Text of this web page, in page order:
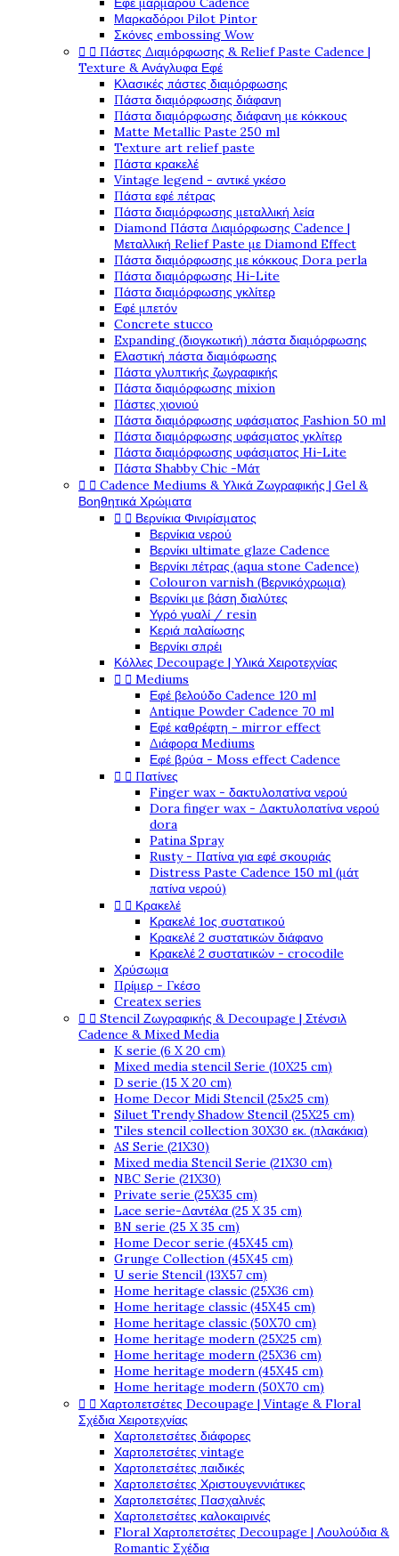
Μαρκαδόροι Pilot Pintor
Σκόνες embossing Wow
  Πάστες Διαμόρφωσης & Relief Paste Cadence |
Texture & Ανάγλυφα Εφέ
Κλασικές πάστες διαμόρφωσης
Πάστα διαμόρφωσης διάφανη
Πάστα διαμόρφωσης διάφανη με κόκκους
Matte Metallic Paste 250 ml
Texture art relief paste
Πάστα κρακελέ
Vintage legend - αντικέ γκέσο
Πάστα εφέ πέτρας
Πάστα διαμόρφωσης μεταλλική λεία
Diamond Πάστα Διαμόρφωσης Cadence |
Μεταλλική Relief Paste με Diamond Effect
Πάστα διαμόρφωσης με κόκκους Dora perla
Πάστα διαμόρφωσης Hi-Lite
Πάστα διαμόρφωσης γκλίτερ
Εφέ μπετόν
Concrete stucco
Expanding (διογκωτική) πάστα διαμόρφωσης
Ελαστική πάστα διαμόφωσης
Πάστα γλυπτικής ζωγραφικής
Πάστα διαμόρφωσης mixion
Πάστες χιονιού
Πάστα διαμόρφωσης υφάσματος Fashion 50 ml
Πάστα διαμόρφωσης υφάσματος γκλίτερ
Πάστα διαμόρφωσης υφάσματος Hi-Lite
Πάστα Shabby Chic -Μάτ
  Cadence Mediums & Υλικά Ζωγραφικής | Gel &
Βοηθητικά Χρώματα
  Βερνίκια Φινιρίσματος
Βερνίκια νερού
Βερνίκι ultimate glaze Cadence
Βερνίκι πέτρας (aqua stone Cadence)
Colouron varnish (Βερνικόχρωμα)
Βερνίκι με βάση διαλύτες
Υγρό γυαλί / resin
Κεριά παλαίωσης
Βερνίκι σπρέι
Κόλλες Decoupage | Υλικά Χειροτεχνίας
  Mediums
Εφέ βελούδο Cadence 120 ml
Antique Powder Cadence 70 ml
Εφέ καθρέφτη - mirror effect
Διάφορα Mediums
Εφέ βρύα - Moss effect Cadence
  Πατίνες
Finger wax - δακτυλοπατίνα νερού
Dora finger wax - Δακτυλοπατίνα νερού
dora
Patina Spray
Rusty - Πατίνα για εφέ σκουριάς
Distress Paste Cadence 150 ml (μάτ
πατίνα νερού)
  Κρακελέ
Κρακελέ 1ος συστατικού
Κρακελέ 2 συστατικών διάφανο
Κρακελέ 2 συστατικών - crocodile
Χρύσωμα
Πρίμερ - Γκέσο
Createx series
  Stencil Ζωγραφικής & Decoupage | Στένσιλ
Cadence & Mixed Media
K serie (6 X 20 cm)
Mixed media stencil Serie (10X25 cm)
D serie (15 X 20 cm)
Home Decor Midi Stencil (25x25 cm)
Siluet Trendy Shadow Stencil (25X25 cm)
Tiles stencil collection 30X30 εκ. (πλακάκια)
AS Serie (21X30)
Mixed media Stencil Serie (21X30 cm)
NBC Serie (21X30)
Private serie (25X35 cm)
Lace serie-Δαντέλα (25 X 35 cm)
BN serie (25 X 35 cm)
Home Decor serie (45X45 cm)
Grunge Collection (45X45 cm)
U serie Stencil (13X57 cm)
Home heritage classic (25X36 cm)
Home heritage classic (45X45 cm)
Home heritage classic (50X70 cm)
Home heritage modern (25X25 cm)
Home heritage modern (25X36 cm)
Home heritage modern (45X45 cm)
Home heritage modern (50X70 cm)
  Χαρτοπετσέτες Decoupage | Vintage & Floral
Σχέδια Χειροτεχνίας
Χαρτοπετσέτες διάφορες
Χαρτοπετσέτες vintage
Χαρτοπετσέτες παιδικές
Χαρτοπετσέτες Χριστουγεννιάτικες
Χαρτοπετσέτες Πασχαλινές
Χαρτοπετσέτες καλοκαιρινές
Floral Χαρτοπετσέτες Decoupage | Λουλούδια &
Romantic Σχέδια